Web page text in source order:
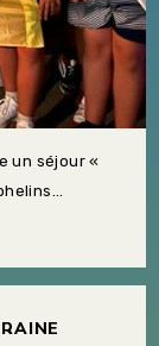
un séjour «